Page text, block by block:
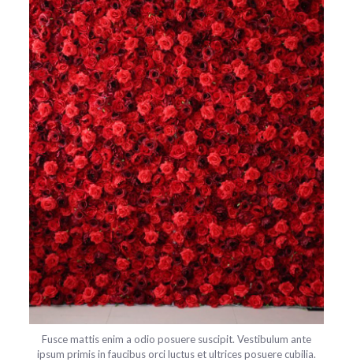
Fusce mattis enim a odio posuere suscipit. Vestibulum ante
ipsum primis in faucibus orci luctus et ultrices posuere cubilia.